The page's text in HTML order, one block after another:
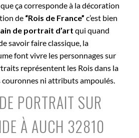
ça corresponde à la décoration
de “Rois de France” c’est bien
de portrait d’art qui quand
savoir faire classique, la
font vivre les personnages sur
représentent les Rois dans la
ni attributs ampoulés.
PORTRAIT SUR
À AUCH 32810